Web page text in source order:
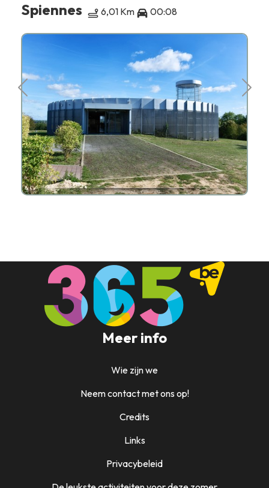
Spiennes
6,01 Km 00:08
Meer info
Wie zijn we
Neem contact met ons op!
Credits
Links
Privacybeleid